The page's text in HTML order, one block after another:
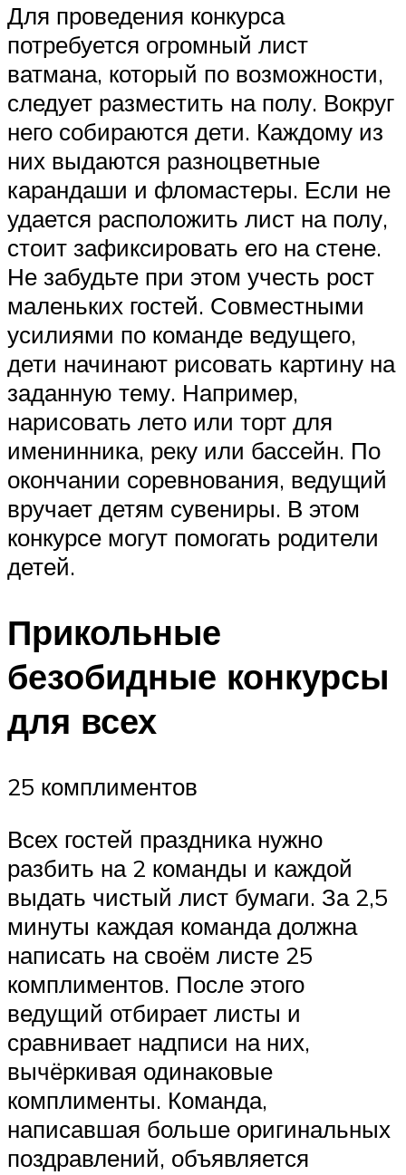
Для проведения конкурса
потребуется огромный лист
ватмана, который по возможности,
следует разместить на полу. Вокруг
него собираются дети. Каждому из
них выдаются разноцветные
карандаши и фломастеры. Если не
удается расположить лист на полу,
стоит зафиксировать его на стене.
Не забудьте при этом учесть рост
маленьких гостей. Совместными
усилиями по команде ведущего,
дети начинают рисовать картину на
заданную тему. Например,
нарисовать лето или торт для
именинника, реку или бассейн. По
окончании соревнования, ведущий
вручает детям сувениры. В этом
конкурсе могут помогать родители
детей.
Прикольные
безобидные конкурсы
для всех
25 комплиментов
Всех гостей праздника нужно
разбить на 2 команды и каждой
выдать чистый лист бумаги. За 2,5
минуты каждая команда должна
написать на своём листе 25
комплиментов. После этого
ведущий отбирает листы и
сравнивает надписи на них,
вычёркивая одинаковые
комплименты. Команда,
написавшая больше оригинальных
поздравлений, объявляется